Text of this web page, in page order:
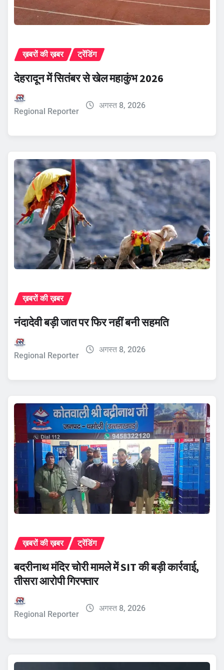
ख़बरों की ख़बर ट्रेंडिंग
देहरादून में सितंबर से खेल महाकुंभ 2026
Regional Reporter
अगस्त 8, 2026
ख़बरों की ख़बर
नंदादेवी बड़ी जात पर फिर नहीं बनी सहमति
Regional Reporter
अगस्त 8, 2026
ख़बरों की ख़बर ट्रेंडिंग
बदरीनाथ मंदिर चोरी मामले में SIT की बड़ी कार्रवाई,
तीसरा आरोपी गिरफ्तार
Regional Reporter
अगस्त 8, 2026